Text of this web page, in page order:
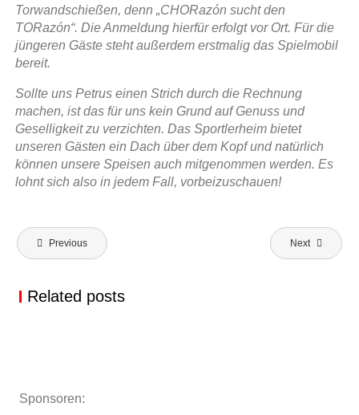
Torwandschießen, denn „CHORazón sucht den
TORazón“. Die Anmeldung hierfür erfolgt vor Ort. Für die
jüngeren Gäste steht außerdem erstmalig das Spielmobil
bereit.
Sollte uns Petrus einen Strich durch die Rechnung
machen, ist das für uns kein Grund auf Genuss und
Geselligkeit zu verzichten. Das Sportlerheim bietet
unseren Gästen ein Dach über dem Kopf und natürlich
können unsere Speisen auch mitgenommen werden. Es
lohnt sich also in jedem Fall, vorbeizuschauen!
Beitragsnavigation
Previous Next
Related posts
MUSIK UNTER DEN LINDEN
BEETHOVEN
Sponsoren: